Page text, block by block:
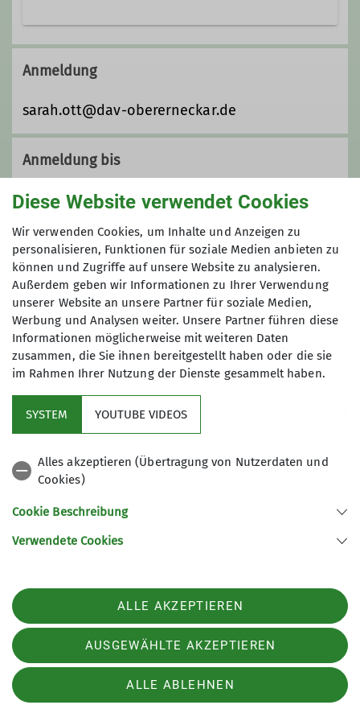
Umgebung.
... mehr unter Details.
Details
Wir sind immer unterwegs beim
Klettern, Bergsteigen und einfach
gemeinsam Spaß haben. Das ist die
Jugendgruppe Spaichingen.
Anmeldung
sarah.ott@dav-obererneckar.de
Anmeldung bis
12.05.2026
Preis
150 €
78628 Rottweil
Telefon +4974129026611
Datenschutz-Einstellungen
Datenschutz
Impressum
Diese Website verwendet Cookies
Wir verwenden Cookies, um Inhalte und Anzeigen zu
personalisieren, Funktionen für soziale Medien anbieten zu
können und Zugriffe auf unsere Website zu analysieren.
Außerdem geben wir Informationen zu Ihrer Verwendung
unserer Website an unsere Partner für soziale Medien,
Werbung und Analysen weiter. Unsere Partner führen diese
Informationen möglicherweise mit weiteren Daten
zusammen, die Sie ihnen bereitgestellt haben oder die sie
im Rahmen Ihrer Nutzung der Dienste gesammelt haben.
SYSTEM YOUTUBE VIDEOS
Alles akzeptieren (Übertragung von Nutzerdaten und
Cookies)
Cookie Beschreibung
Verwendete Cookies
ALLE AKZEPTIEREN
AUSGEWÄHLTE AKZEPTIEREN
ALLE ABLEHNEN